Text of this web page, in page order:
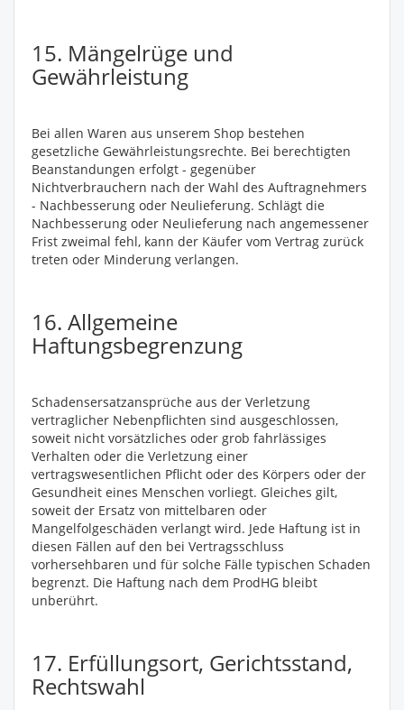
15. Mängelrüge und
Gewährleistung
Bei allen Waren aus unserem Shop bestehen
gesetzliche Gewährleistungsrechte. Bei berechtigten
Beanstandungen erfolgt - gegenüber
Nichtverbrauchern nach der Wahl des Auftragnehmers
- Nachbesserung oder Neulieferung. Schlägt die
Nachbesserung oder Neulieferung nach angemessener
Frist zweimal fehl, kann der Käufer vom Vertrag zurück
treten oder Minderung verlangen.
16. Allgemeine
Haftungsbegrenzung
Schadensersatzansprüche aus der Verletzung
vertraglicher Nebenpflichten sind ausgeschlossen,
soweit nicht vorsätzliches oder grob fahrlässiges
Verhalten oder die Verletzung einer
vertragswesentlichen Pflicht oder des Körpers oder der
Gesundheit eines Menschen vorliegt. Gleiches gilt,
soweit der Ersatz von mittelbaren oder
Mangelfolgeschäden verlangt wird. Jede Haftung ist in
diesen Fällen auf den bei Vertragsschluss
vorhersehbaren und für solche Fälle typischen Schaden
begrenzt. Die Haftung nach dem ProdHG bleibt
unberührt.
17. Erfüllungsort, Gerichtsstand,
Rechtswahl